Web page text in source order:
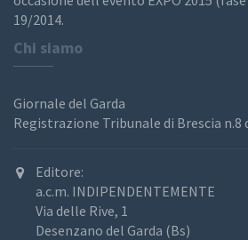
19/2014.
Chi siamo
Giornale del Garda
Registrazione Tribunale di Brescia n.8
Editore:
a.c.m. INDIPENDENTEMENTE
Via delle Rive, 1
Desenzano del Garda (Bs)